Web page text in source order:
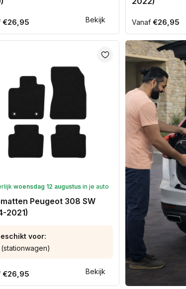
Bekijk
€26,95
Normale
prijs
Vanaf €26,95
Bekijk
woensdag 12 augustus in je auto
Peugeot 308 SW
2021)
voor:
€26,95